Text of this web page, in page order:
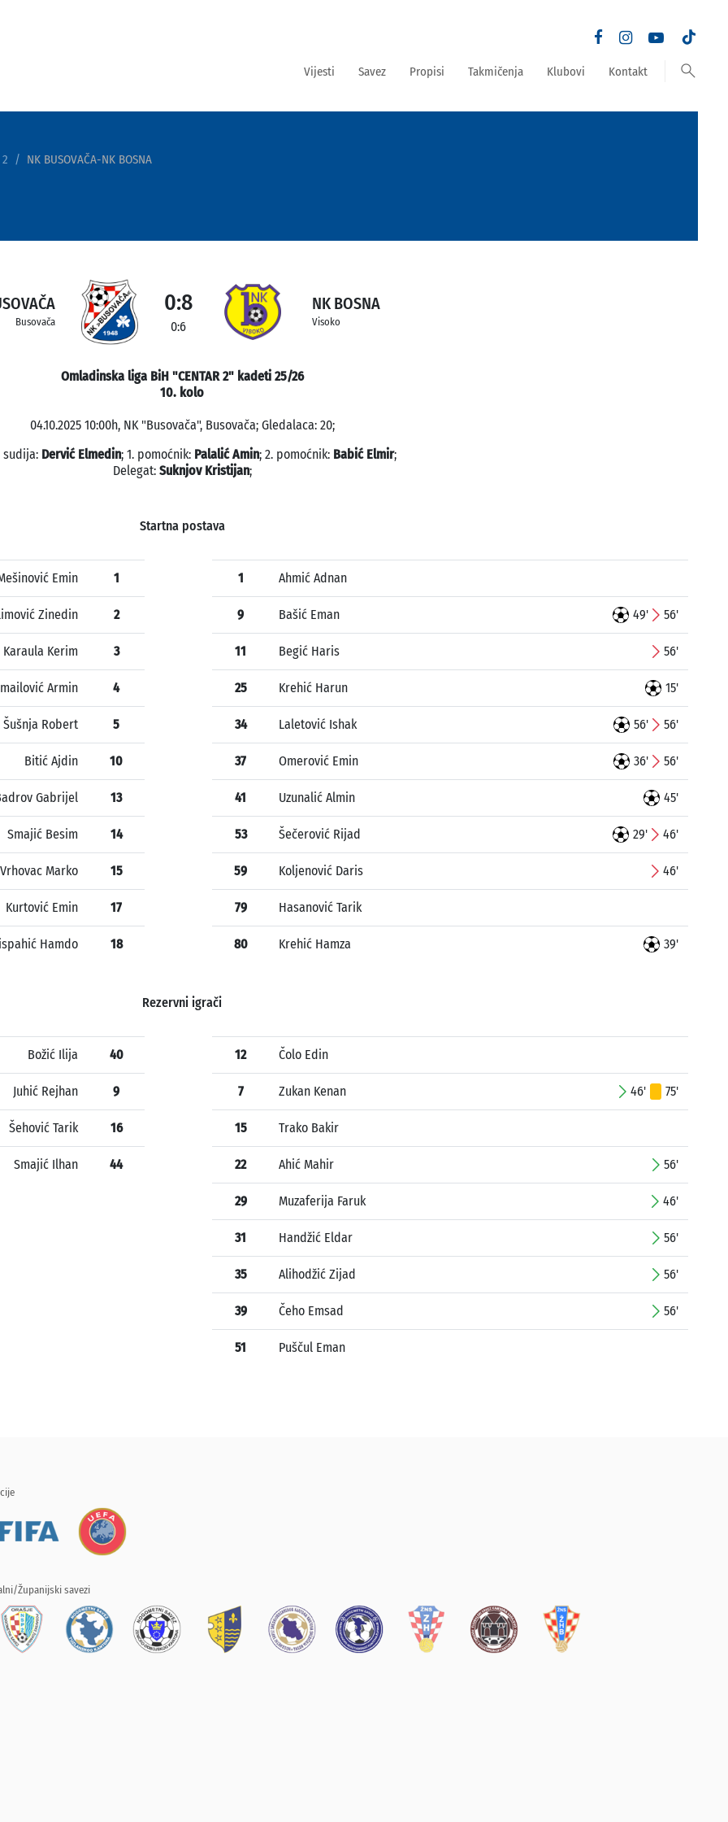
Vijesti Savez Propisi Takmičenja Klubovi Kontakt search
NK BUSOVAČA-NK BOSNA
Busovača
0:8
0:6
NK BOSNA
Visoko
Omladinska liga BiH "CENTAR 2" kadeti 25/26
10. kolo
04.10.2025 10:00h, NK "Busovača", Busovača; Gledalaca: 20;
sudija: Dervić Elmedin; 1. pomoćnik: Palalić Amin; 2. pomoćnik: Babić Elmir;
Delegat: Suknjov Kristijan;
Startna postava
Emin 1
Zinedin 2
Karaula Kerim 3
Armin 4
Šušnja Robert 5
Bitić Ajdin 10
Gabrijel 13
Smajić Besim 14
Vrhovac Marko 15
Kurtović Emin 17
Hamdo 18
1 Ahmić Adnan
9 Bašić Eman 49' 56'
11 Begić Haris 56'
25 Krehić Harun 15'
34 Laletović Ishak 56' 56'
37 Omerović Emin 36' 56'
41 Uzunalić Almin 45'
53 Šečerović Rijad 29' 46'
59 Koljenović Daris 46'
79 Hasanović Tarik
80 Krehić Hamza 39'
Rezervni igrači
Božić Ilija 40
Juhić Rejhan 9
Šehović Tarik 16
Smajić Ilhan 44
12 Čolo Edin
7 Zukan Kenan 46' 75'
15 Trako Bakir
22 Ahić Mahir 56'
29 Muzaferija Faruk 46'
31 Handžić Eldar 56'
35 Alihodžić Zijad 56'
39 Čeho Emsad 56'
51 Puščul Eman
Županijski savezi